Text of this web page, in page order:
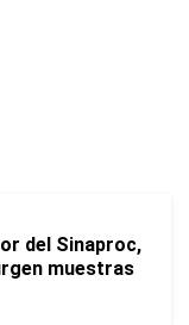
del Sinaproc,
muestras